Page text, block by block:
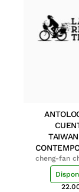
cheng-fan
shu-ying